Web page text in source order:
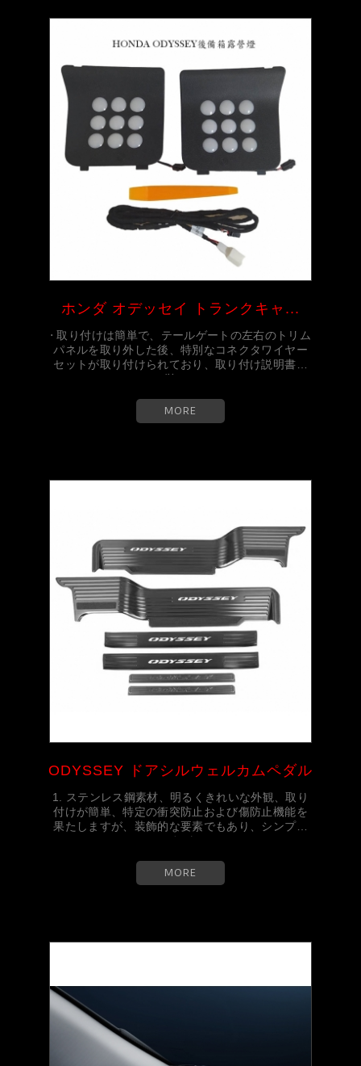
ホンダ オデッセイ トランクキャ...
⋅ 取り付けは簡単で、テールゲートの左右のトリム
パネルを取り外した後、特別なコネクタワイヤー
セットが取り付けられており、取り付け説明書に
従っ...
MORE
ODYSSEY ドアシルウェルカムペダル
1. ステンレス鋼素材、明るくきれいな外観、取り
付けが簡単、特定の衝突防止および傷防止機能を
果たしますが、装飾的な要素でもあり、シンプル
ですが...
MORE